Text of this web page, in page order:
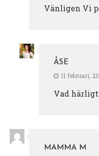
Vänligen Vi
ÅSE
11 februari,
Vad härligt
MAMMA M